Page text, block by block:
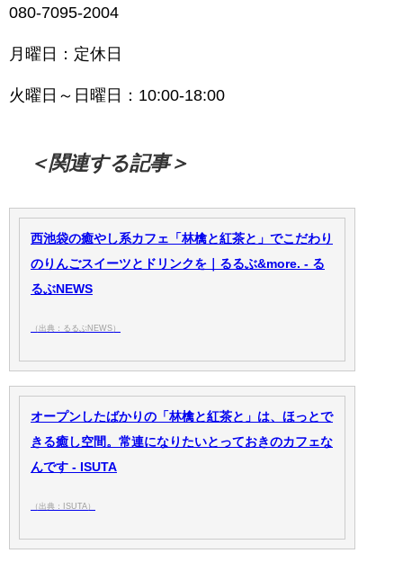
080-7095-2004
月曜日：定休日
火曜日～日曜日：10:00-18:00
＜関連する記事＞
西池袋の癒やし系カフェ「林檎と紅茶と」でこだわり
のりんごスイーツとドリンクを｜るるぶ&more. - る
るぶNEWS
（出典：るるぶNEWS）
オープンしたばかりの「林檎と紅茶と」は、ほっとで
きる癒し空間。常連になりたいとっておきのカフェな
んです - ISUTA
（出典：ISUTA）